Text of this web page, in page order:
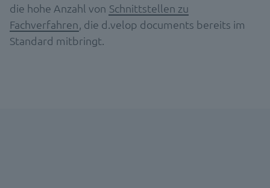
die hohe Anzahl von Schnittstellen zu
Fachverfahren, die d.velop documents bereits im
Standard mitbringt.